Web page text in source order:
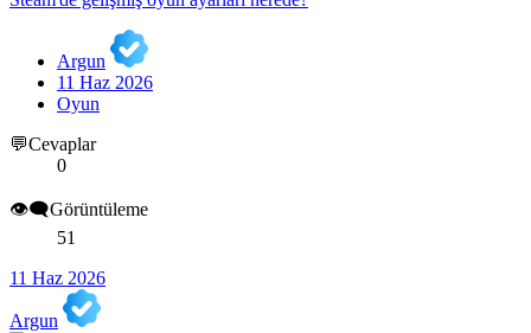
Argun
11 Haz 2026
Oyun
💬Cevaplar
0
👁️‍🗨️Görüntüleme
51
11 Haz 2026
Argun